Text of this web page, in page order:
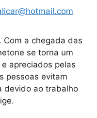
Com a chegada das
se torna um
apreciados pelas
pessoas evitam
devido ao trabalho